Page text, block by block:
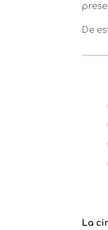
De
La